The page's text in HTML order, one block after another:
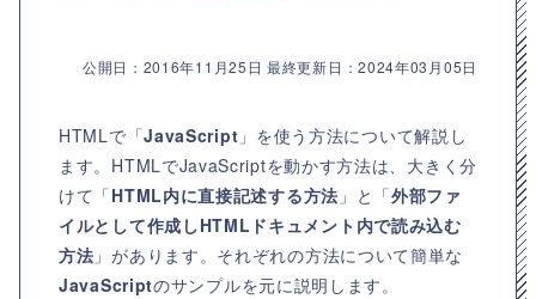
公開日：2016年11月25日 最終更新日：2024年03月05日
HTMLで「JavaScript 」を使う方法について解説し
ます。HTMLでJavaScriptを動かす方法は、大きく分
けて「HTML内に直接記述する方法 」と「外部ファ
イルとして作成しHTMLドキュメント内で読み込む
方法 」があります。それぞれの方法について簡単な
JavaScriptのサンプルを元に説明します。